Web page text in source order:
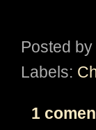
Posted by
Labels:
1